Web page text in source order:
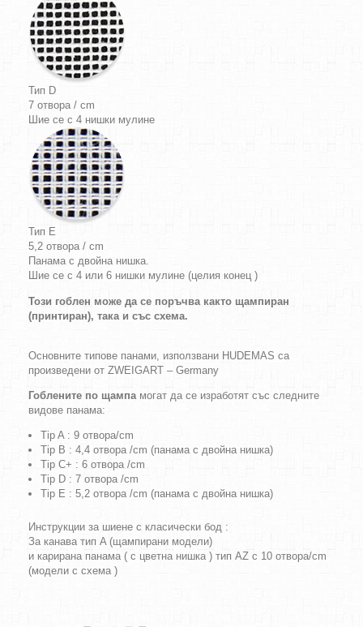
Тип D
7 отвора / cm
Шие се с 4 нишки мулине
Тип E
5,2 отвора / cm
Панама с двойна нишка.
Шие се с 4 или 6 нишки мулине (целия конец )
Този гоблен може да се поръчва както щампиран
(принтиран), така и със схема.
Основните типове панами, използвани HUDEMAS са
произведени от ZWEIGART – Germany
Гоблените по щампамогат да се изработят със следните
видове панама:
Tip A : 9 отвора/cm
Tip B : 4,4 отвора /cm (панама с двойна нишка)
Tip C+ : 6 отвора /cm
Tip D : 7 отвора /cm
Tip E : 5,2 отвора /cm (панама с двойна нишка)
Инструкции за шиене с класически бод :
За канава тип A (щампирани модели)
и карирана панама ( с цветна нишка ) тип AZ с 10 отвора/cm
(модели с схема )